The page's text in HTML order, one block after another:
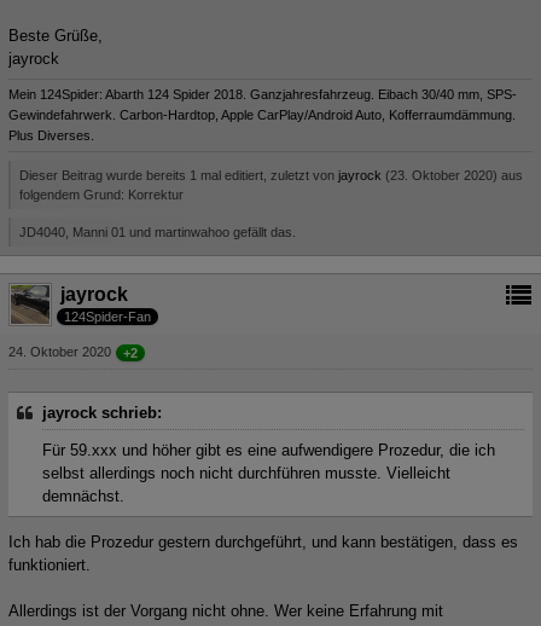
Beste Grüße,
jayrock
Mein 124Spider: Abarth 124 Spider 2018. Ganzjahresfahrzeug. Eibach 30/40 mm, SPS-
Gewindefahrwerk. Carbon-Hardtop, Apple CarPlay/Android Auto, Kofferraumdämmung.
Plus Diverses.
Dieser Beitrag wurde bereits 1 mal editiert, zuletzt von jayrock (23. Oktober 2020) aus
folgendem Grund: Korrektur
JD4040, Manni 01 und martinwahoo gefällt das.
jayrock
124Spider-Fan
24. Oktober 2020 +2
jayrock schrieb:
Für 59.xxx und höher gibt es eine aufwendigere Prozedur, die ich
selbst allerdings noch nicht durchführen musste. Vielleicht
demnächst.
Ich hab die Prozedur gestern durchgeführt, und kann bestätigen, dass es
funktioniert.
Allerdings ist der Vorgang nicht ohne. Wer keine Erfahrung mit